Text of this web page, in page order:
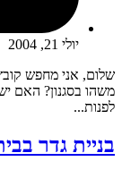
יולי 21, 2004
שלום, אני מחפש
משהו בסגנון? האם
לפנות...
בניית גדר